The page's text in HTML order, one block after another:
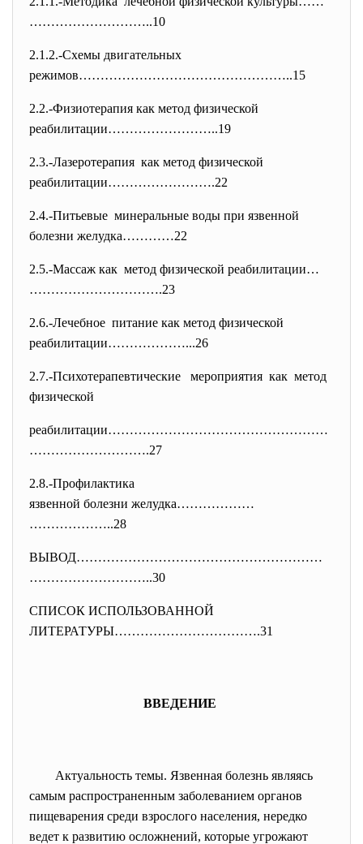
………………………..10
2.1.2.-Схемы двигательных
режимов…………………………………………..15
2.2.-Физиотерапия как метод физической
реабилитации……………………..19
2.3.-Лазеротерапия как метод физической
реабилитации…………………….22
2.4.-Питьевые минеральные воды при язвенной
болезни желудка…………22
2.5.-Массаж как метод физической реабилитации…
………………………….23
2.6.-Лечебное питание как метод физической
реабилитации………………...26
2.7.-Психотерапевтические мероприятия как метод
физической
реабилитации……………………………………………
……………………….27
2.8.-Профилактика
язвенной болезни желудка………………
………………..28
ВЫВОД…………………………………………………
………………………..30
СПИСОК ИСПОЛЬЗОВАННОЙ
ЛИТЕРАТУРЫ…………………………….31
ВВЕДЕНИЕ
Актуальность темы. Язвенная болезнь являясь
самым распространенным заболеванием органов
пищеварения среди взрослого населения, нередко
ведет к развитию осложнений, которые угрожают